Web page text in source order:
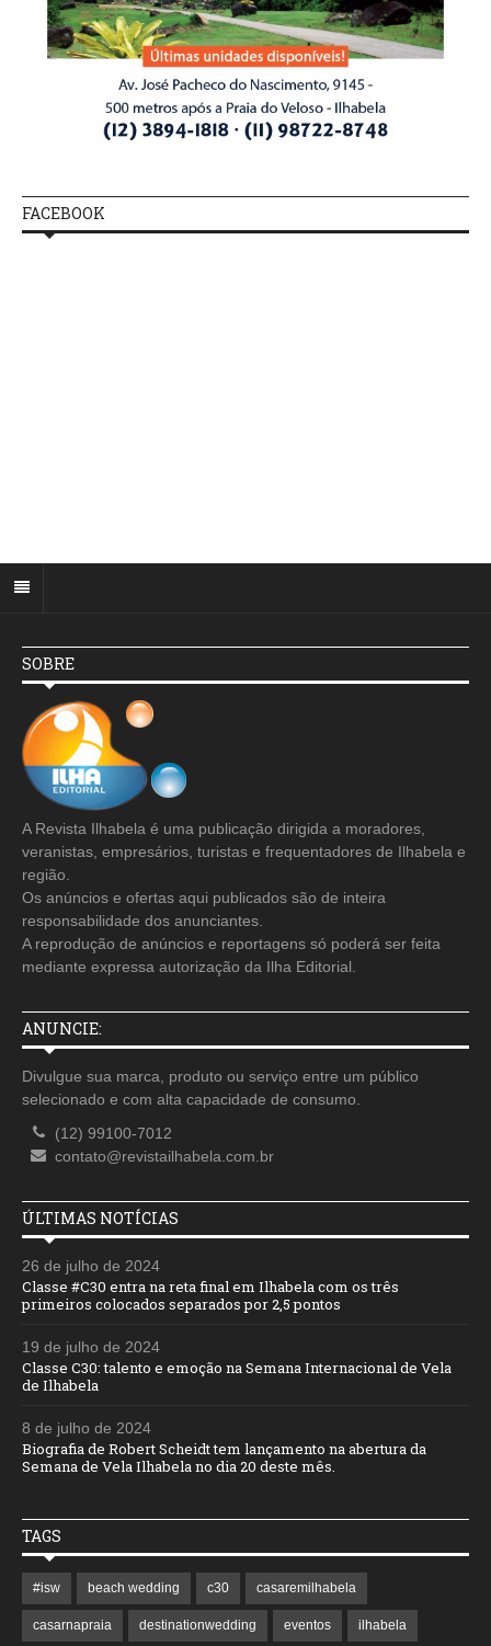
FACEBOOK
SOBRE
A Revista Ilhabela é uma publicação dirigida a moradores,
veranistas, empresários, turistas e frequentadores de Ilhabela e
região.
Os anúncios e ofertas aqui publicados são de inteira
responsabilidade dos anunciantes.
A reprodução de anúncios e reportagens só poderá ser feita
mediante expressa autorização da Ilha Editorial.
ANUNCIE:
Divulgue sua marca, produto ou serviço entre um público
selecionado e com alta capacidade de consumo.
(12) 99100-7012
contato@revistailhabela.com.br
ÚLTIMAS NOTÍCIAS
26 de julho de 2024
Classe #C30 entra na reta final em Ilhabela com os três
primeiros colocados separados por 2,5 pontos
19 de julho de 2024
Classe C30: talento e emoção na Semana Internacional de Vela
de Ilhabela
8 de julho de 2024
Biografia de Robert Scheidt tem lançamento na abertura da
Semana de Vela Ilhabela no dia 20 deste mês.
TAGS
#isw beach wedding c30 casaremilhabela
casarnapraia destinationwedding eventos ilhabela